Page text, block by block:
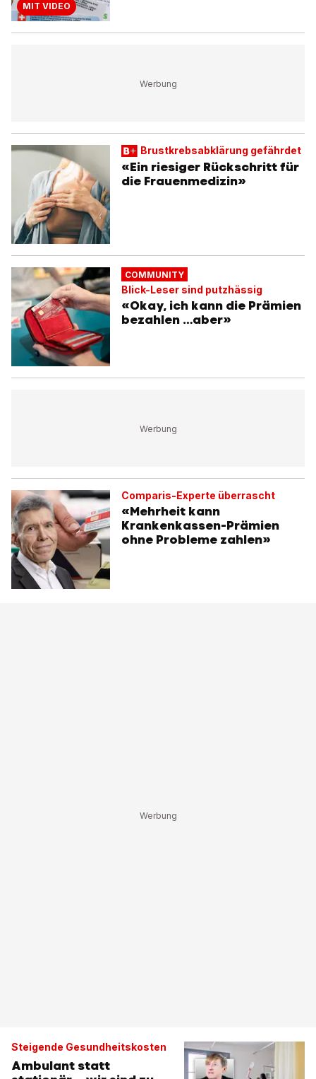
MIT VIDEO
Brustkrebsabklärung gefährdet
«Ein riesiger Rückschritt für
die Frauenmedizin»
COMMUNITY
Blick-Leser sind putzhässig
«Okay, ich kann die Prämien
bezahlen …aber»
Comparis-Experte überrascht
«Mehrheit kann
Krankenkassen-Prämien
ohne Probleme zahlen»
Steigende Gesundheitskosten
Ambulant statt